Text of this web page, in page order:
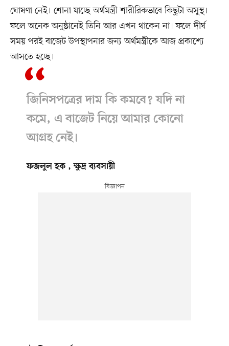
ঘোষণা নেই। শোনা যাচ্ছে অর্থমন্ত্রী শারীরিকভাবে কিছুটা অসুস্থ।
ফলে অনেক অনুষ্ঠানেই তিনি আর এখন থাকেন না। ফলে দীর্ঘ
সময় পরই বাজেট উপস্থাপনার জন্য অর্থমন্ত্রীকে আজ প্রকাশ্যে
আসতে হচ্ছে।
জিনিসপত্রের দাম কি কমবে? যদি না
কমে, এ বাজেট নিয়ে আমার কোনো
আগ্রহ নেই।
ফজলুল হক , ক্ষুদ্র ব্যবসায়ী